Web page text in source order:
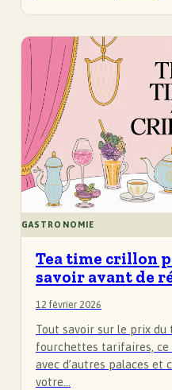
GASTRONOMIE
Tea time crillon
savoir avant de
12 février 2026
Tout savoir sur le prix du
fourchettes tarifaires, ce
avec d’autres palaces et
votre…